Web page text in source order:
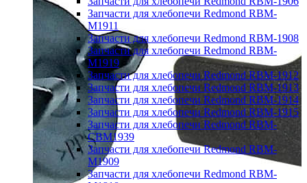
Запчасти для хлебопечи Redmond RBM-
M1911
Запчасти для хлебопечи Redmond RBM-1908
Запчасти для хлебопечи Redmond RBM-
M1919
Запчасти для хлебопечи Redmond RBM-1912
Запчасти для хлебопечи Redmond RBM-1913
Запчасти для хлебопечи Redmond RBM-1914
Запчасти для хлебопечи Redmond RBM-1915
Запчасти для хлебопечи Redmond RBM-
CBM1939
Запчасти для хлебопечи Redmond RBM-
M1909
Запчасти для хлебопечи Redmond RBM-